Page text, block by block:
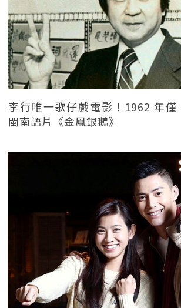
李行唯一歌仔戲電影！1962 年僅
閩南語片《金鳳銀鵝》